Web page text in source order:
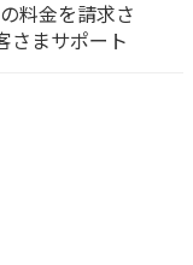
料金を請求さ
さまサポート